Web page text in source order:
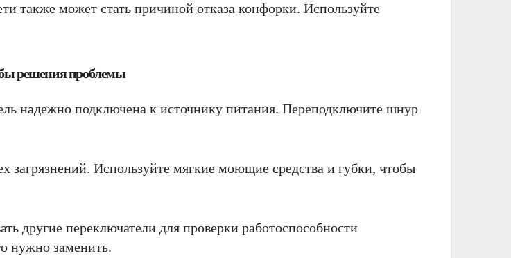
также может стать причиной отказа конфорки. Используйте
решения проблемы
надежно подключена к источнику питания. Переподключите шнур
загрязнений. Используйте мягкие моющие средства и губки, чтобы
другие переключатели для проверки работоспособности
нужно заменить.